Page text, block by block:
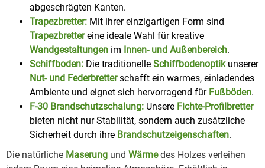
abgeschrägten Kanten.
Trapezbretter: Mit ihrer einzigartigen Form sind
Trapezbrettereine ideale Wahl für kreative
Wandgestaltungen im Innen- und Außenbereich.
Schiffboden: Die traditionelle Schiffbodenoptikunserer
Nut- und Federbretterschafft ein warmes, einladendes
Ambiente und eignet sich hervorragend für Fußböden.
F-30 Brandschutzschalung: Unsere Fichte-Profilbretter
bieten nicht nur Stabilität, sondern auch zusätzliche
Sicherheit durch ihre Brandschutzeigenschaften.
Die natürliche Maserung und Wärmedes Holzes verleihen